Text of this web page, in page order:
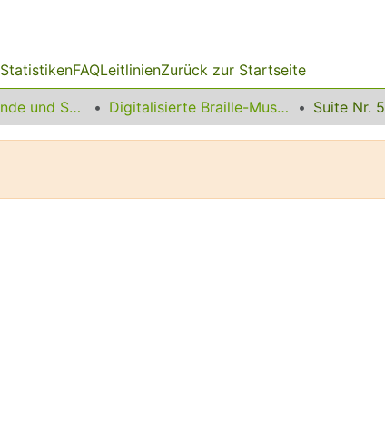
StatistikenFAQLeitlinienZurück zur Startseite
Service für Blinde und Sehbehinderte Digitalisierte Braille-Musik-Matrizen des VzfB Suite Nr. 5